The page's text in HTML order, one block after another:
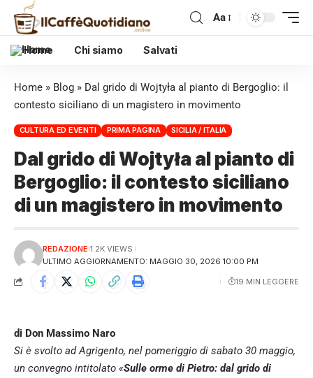
Aa
Home Chi siamo Salvati
Home » Blog » Dal grido di Wojtyła al pianto di Bergoglio: il
contesto siciliano di un magistero in movimento
CULTURA ED EVENTI PRIMA PAGINA SICILIA / ITALIA
Dal grido di Wojtyła al pianto di
Bergoglio: il contesto siciliano
di un magistero in movimento
ULTIMO AGGIORNAMENTO: MAGGIO 30, 2026 10:00 PM
REDAZIONE 1.2K VIEWS
19 MIN LEGGERE
di Don Massimo Naro
Si è svolto ad Agrigento, nel pomeriggio di sabato 30 maggio,
un convegno intitolato «Sulle orme di Pietro: dal grido di